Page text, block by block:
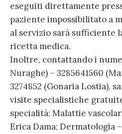
eseguiti direttamente
paziente impossibilitato a
al servizio sarà sufficiente
ricetta medica.
Inoltre, contattando i
Nuraghe) – 3285641560
3274852 (Gonaria Lostia),
visite specialistiche
specialità: Malattie
Erica Dama; Dermatologia